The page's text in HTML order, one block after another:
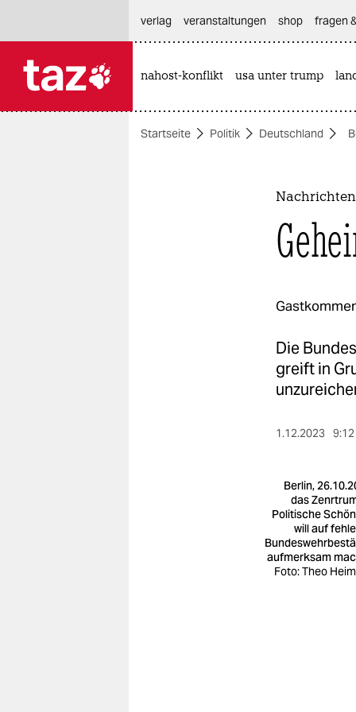
themen
verlag
veranstaltungen shop fragen
nahost-konflikt usa unter trump
Startseite Politik Deutschland
Die
greift in
1.12.2023
Berlin,
das
Politische
will auf
aufmerksam
Foto: Theo